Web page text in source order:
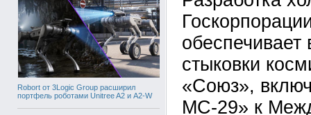
Robort от 3Logic Group расширил
портфель роботами Unitree A2 и A2-W
обеспечивает
стыковки
«Союз»,
МС-29» к